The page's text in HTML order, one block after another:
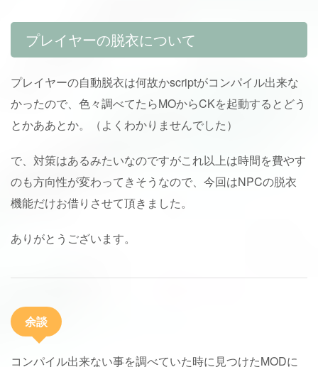
プレイヤーの脱衣について
プレイヤーの自動脱衣は何故かscriptがコンパイル出来な
かったので、色々調べてたらMOからCKを起動するとどう
とかああとか。（よくわかりませんでした）
で、対策はあるみたいなのですがこれ以上は時間を費やす
のも方向性が変わってきそうなので、今回はNPCの脱衣
機能だけお借りさせて頂きました。
ありがとうございます。
余談
コンパイル出来ない事を調べていた時に見つけたMODに